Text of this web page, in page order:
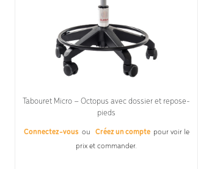
Tabouret Micro – Octopus avec dossier et repose-
pieds
Connectez-vous ou Créez un compte pour voir le
prix et commander.